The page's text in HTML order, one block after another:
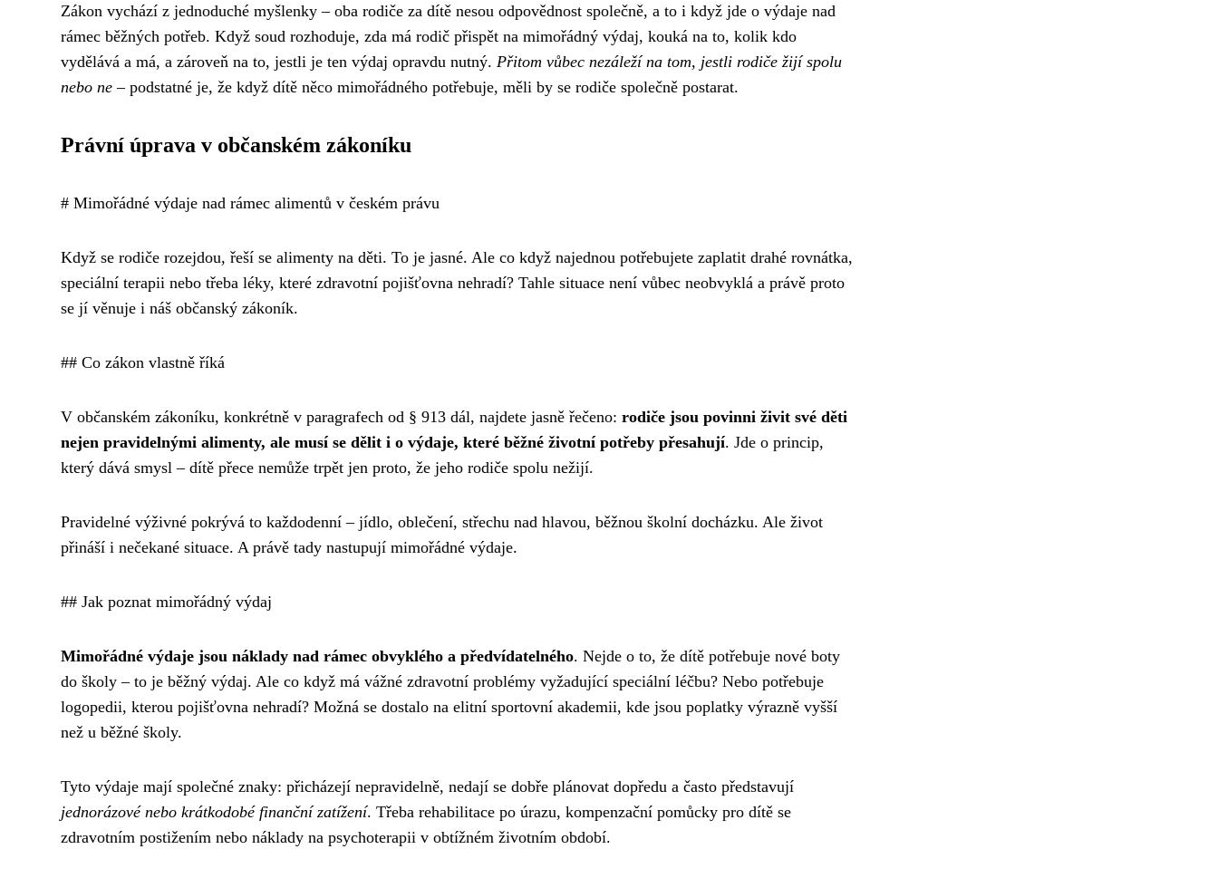
Zákon vychází z jednoduché myšlenky – oba rodiče za dítě nesou odpovědnost společně, a to i když jde o výdaje nad
rámec běžných potřeb. Když soud rozhoduje, zda má rodič přispět na mimořádný výdaj, kouká na to, kolik kdo
vydělává a má, a zároveň na to, jestli je ten výdaj opravdu nutný. Přitom vůbec nezáleží na tom, jestli rodiče žijí spolu
nebo ne – podstatné je, že když dítě něco mimořádného potřebuje, měli by se rodiče společně postarat.
Právní úprava v občanském zákoníku
# Mimořádné výdaje nad rámec alimentů v českém právu
Když se rodiče rozejdou, řeší se alimenty na děti. To je jasné. Ale co když najednou potřebujete zaplatit drahé rovnátka,
speciální terapii nebo třeba léky, které zdravotní pojišťovna nehradí? Tahle situace není vůbec neobvyklá a právě proto
se jí věnuje i náš občanský zákoník.
## Co zákon vlastně říká
V občanském zákoníku, konkrétně v paragrafech od § 913 dál, najdete jasně řečeno: rodiče jsou povinni živit své děti
nejen pravidelnými alimenty, ale musí se dělit i o výdaje, které běžné životní potřeby přesahují. Jde o princip,
který dává smysl – dítě přece nemůže trpět jen proto, že jeho rodiče spolu nežijí.
Pravidelné výživné pokrývá to každodenní – jídlo, oblečení, střechu nad hlavou, běžnou školní docházku. Ale život
přináší i nečekané situace. A právě tady nastupují mimořádné výdaje.
## Jak poznat mimořádný výdaj
Mimořádné výdaje jsou náklady nad rámec obvyklého a předvídatelného. Nejde o to, že dítě potřebuje nové boty
do školy – to je běžný výdaj. Ale co když má vážné zdravotní problémy vyžadující speciální léčbu? Nebo potřebuje
logopedii, kterou pojišťovna nehradí? Možná se dostalo na elitní sportovní akademii, kde jsou poplatky výrazně vyšší
než u běžné školy.
Tyto výdaje mají společné znaky: přicházejí nepravidelně, nedají se dobře plánovat dopředu a často představují
jednorázové nebo krátkodobé finanční zatížení. Třeba rehabilitace po úrazu, kompenzační pomůcky pro dítě se
zdravotním postižením nebo náklady na psychoterapii v obtížném životním období.